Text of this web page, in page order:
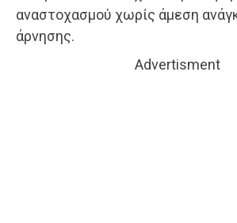
αναστοχασμού χωρίς άμεση
άρνησης.
Advertisment